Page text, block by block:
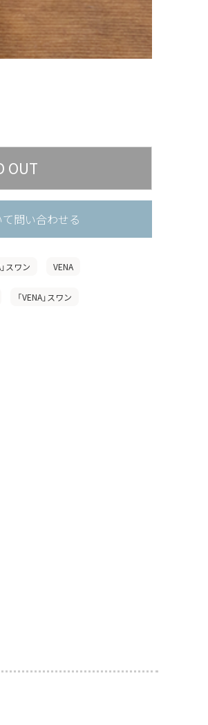
問い合わせる
」スワン VENA
「VENA」スワン